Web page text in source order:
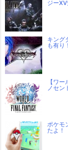
ジー
キング
も有り！
【ワ
ノセン
ポケモ
たよ！